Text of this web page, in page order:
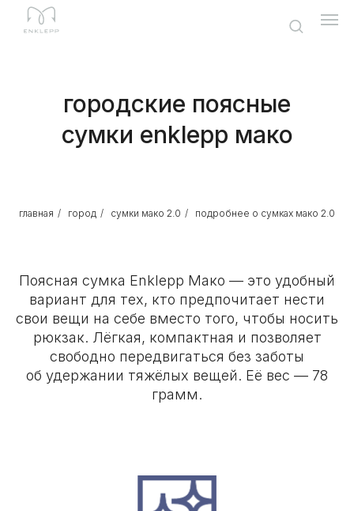
городские поясные
сумки enklepp мако
главная / город / сумки мако 2.0 / подробнее о сумках мако 2.0
Поясная сумка Enklepp Мако — это удобный
вариант для тех, кто предпочитает нести
свои вещи на себе вместо того, чтобы носить
рюкзак. Лёгкая, компактная и позволяет
свободно передвигаться без заботы
об удержании тяжёлых вещей. Её вес — 78
грамм.